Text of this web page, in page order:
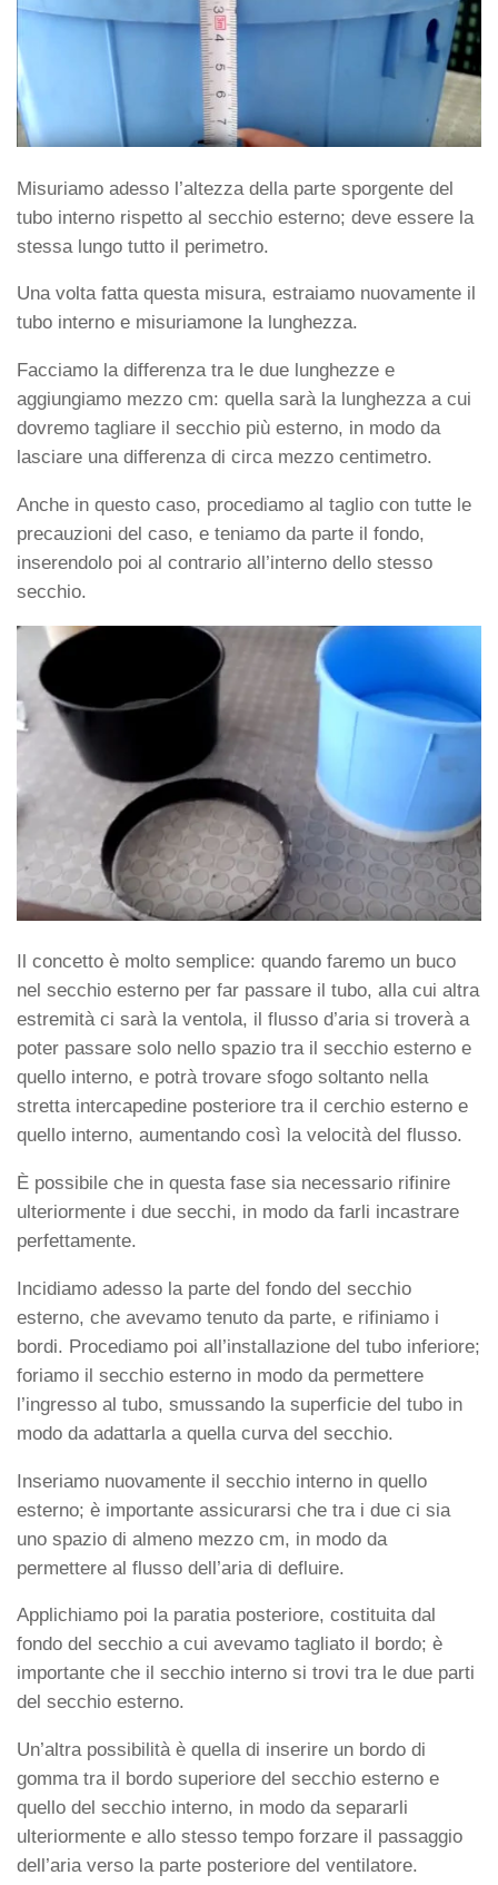
Misuriamo adesso l’altezza della parte sporgente del
tubo interno rispetto al secchio esterno; deve essere la
stessa lungo tutto il perimetro.
Una volta fatta questa misura, estraiamo nuovamente il
tubo interno e misuriamone la lunghezza.
Facciamo la differenza tra le due lunghezze e
aggiungiamo mezzo cm: quella sarà la lunghezza a cui
dovremo tagliare il secchio più esterno, in modo da
lasciare una differenza di circa mezzo centimetro.
Anche in questo caso, procediamo al taglio con tutte le
precauzioni del caso, e teniamo da parte il fondo,
inserendolo poi al contrario all’interno dello stesso
secchio.
Il concetto è molto semplice: quando faremo un buco
nel secchio esterno per far passare il tubo, alla cui altra
estremità ci sarà la ventola, il flusso d’aria si troverà a
poter passare solo nello spazio tra il secchio esterno e
quello interno, e potrà trovare sfogo soltanto nella
stretta intercapedine posteriore tra il cerchio esterno e
quello interno, aumentando così la velocità del flusso.
È possibile che in questa fase sia necessario rifinire
ulteriormente i due secchi, in modo da farli incastrare
perfettamente.
Incidiamo adesso la parte del fondo del secchio
esterno, che avevamo tenuto da parte, e rifiniamo i
bordi. Procediamo poi all’installazione del tubo inferiore;
foriamo il secchio esterno in modo da permettere
l’ingresso al tubo, smussando la superficie del tubo in
modo da adattarla a quella curva del secchio.
Inseriamo nuovamente il secchio interno in quello
esterno; è importante assicurarsi che tra i due ci sia
uno spazio di almeno mezzo cm, in modo da
permettere al flusso dell’aria di defluire.
Applichiamo poi la paratia posteriore, costituita dal
fondo del secchio a cui avevamo tagliato il bordo; è
importante che il secchio interno si trovi tra le due parti
del secchio esterno.
Un’altra possibilità è quella di inserire un bordo di
gomma tra il bordo superiore del secchio esterno e
quello del secchio interno, in modo da separarli
ulteriormente e allo stesso tempo forzare il passaggio
dell’aria verso la parte posteriore del ventilatore.